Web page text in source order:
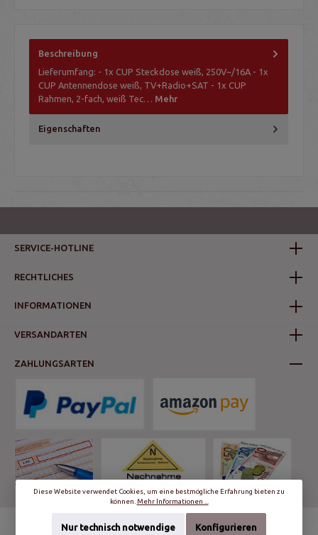
Beschreibung
Lieferumfang: - 1x CUP Steckdose weiß, 250V~/16A - 1x
CUP Antennendose weiß, TV+Radio+SAT - 1x CUP
Rahmen, 2-fach, weiß Tec… Mehr
Eigenschaften
SERVICE-HOTLINE
RECHTLICHES
INFORMATIONEN
VERSANDARTEN
ZAHLUNGSARTEN
Diese Website verwendet Cookies, um eine bestmögliche Erfahrung bieten zu
können. Mehr Informationen ...
Nur technisch notwendige Konfigurieren